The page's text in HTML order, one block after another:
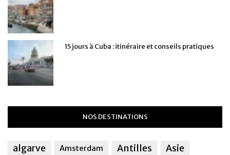
15 jours à Cuba : itinéraire et conseils pratiques
NOS DESTINATIONS
algarve Amsterdam Antilles
Asie